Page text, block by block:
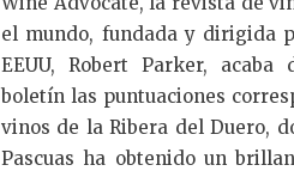
k
e
dI
n
el mundo, fundada y dirigida
EEUU, Robert Parker,
boletín las puntuaciones
vinos de la Ribera del Duero,
Pascuas ha obtenido un